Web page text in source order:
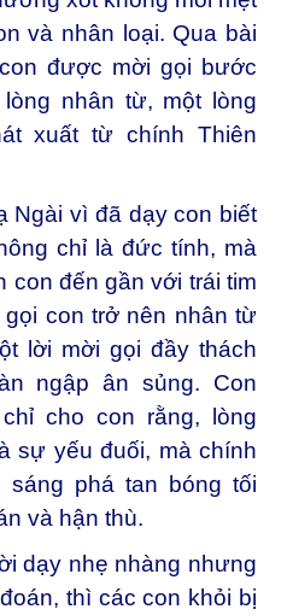
và nhân loại. Qua bài
được mời gọi bước
nhân từ, một lòng
xuất từ chính Thiên
Ngài vì đã dạy con biết
chỉ là đức tính, mà
con đến gần với trái tim
con trở nên nhân từ
lời mời gọi đầy thách
ngập ân sủng. Con
cho con rằng, lòng
sự yếu đuối, mà chính
sáng phá tan bóng tối
và hận thù.
dạy nhẹ nhàng nhưng
thì các con khỏi bị